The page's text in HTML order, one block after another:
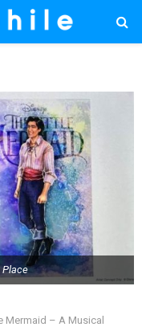
Place
Mermaid – A Musical